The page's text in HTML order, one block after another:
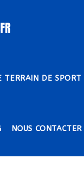
TERRAIN DE SPORT
NOUS CONTACTER